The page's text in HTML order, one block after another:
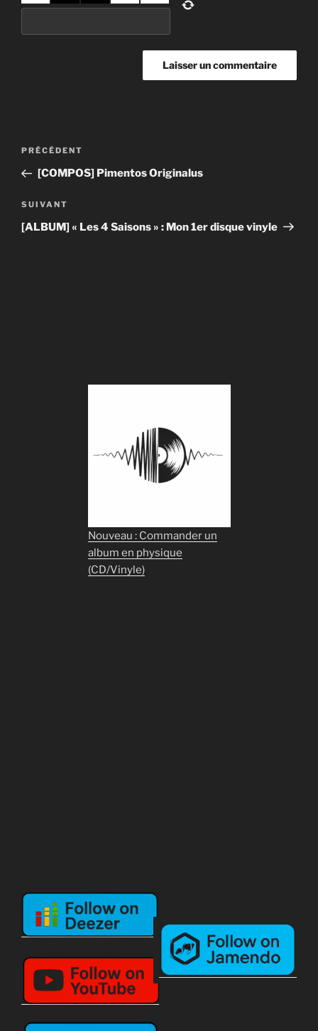
Navigation
l’article
Article
précédent
PRÉCÉDENT
[COMPOS] Pimentos Originalus
Article
suivant
SUIVANT
[ALBUM] « Les 4 Saisons » : Mon 1er disque vinyle
Nouveau : Commander un
album en physique
(CD/Vinyle)